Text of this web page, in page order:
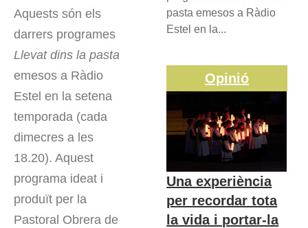
Aquests són els
darrers programes
Llevat dins la pasta
emesos a Ràdio
Estel en la setena
temporada (cada
dimecres a les
18.20). Aquest
programa ideat i
produït per la
Pastoral Obrera de
pasta emesos a Ràdio
Estel en la...
Opinió
Una experiència
per recordar tota
la vida i portar-la